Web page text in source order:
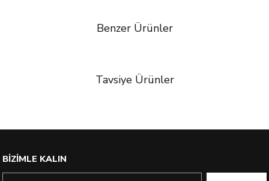
Benzer Ürünler
Tavsiye Ürünler
BİZİMLE KALIN